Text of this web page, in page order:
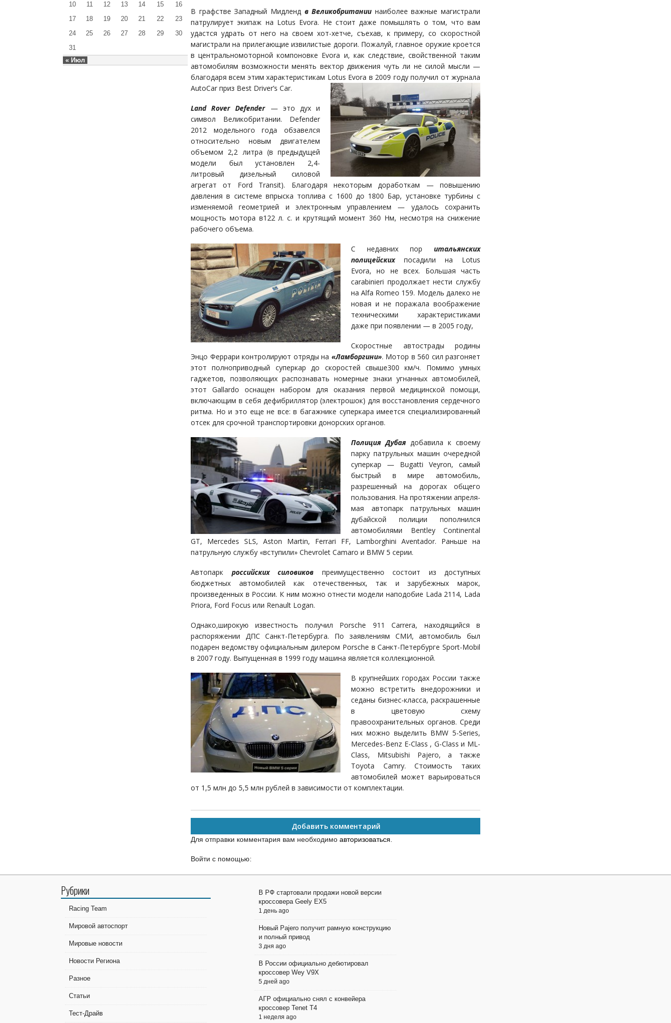
« Июл
10
11 12 13 14 15
16
17
18 19 20 21 22
23
24
25 26 27 28 29
30
31
В графстве Западный Мидленд в Великобританиинаиболее важные магистрали
патрулирует экипаж на Lotus Evora. Не стоит даже помышлять о том, что вам
удастся удрать от него на своем хот-хетче, съехав, к примеру, со скоростной
магистрали на прилегающие извилистые дороги. Пожалуй, главное оружие кроется
в центральномоторной компоновке Evora и, как следствие, свойственной таким
автомобилям возможности менять вектор движения чуть ли не силой мысли —
благодаря всем этим характеристикам Lotus Evora в 2009 году получил от журнала
AutoCar приз Best Driver’s Car.
Land Rover Defender— это дух и
символ Великобритании. Defender
2012 модельного года обзавелся
относительно новым двигателем
объемом 2,2 литра (в предыдущей
модели был установлен 2,4-
литровый дизельный силовой
агрегат от Ford Transit). Благодаря некоторым доработкам — повышению
давления в системе впрыска топлива с 1600 до 1800 Бар, установке турбины с
изменяемой геометрией и электронным управлением — удалось сохранить
мощность мотора в122 л. с. и крутящий момент 360 Нм, несмотря на снижение
рабочего объема.
С недавних пор итальянских
полицейскихпосадили на Lotus
Evora, но не всех. Большая часть
carabinieri продолжает нести службу
на Alfa Romeo 159. Модель далеко не
новая и не поражала воображение
техническими характеристиками
даже при появлении — в 2005 году,
Скоростные автострады родины
Энцо Феррари контролируют отряды на «Ламборгини». Мотор в 560 сил разгоняет
этот полноприводный суперкар до скоростей свыше300 км/ч. Помимо умных
гаджетов, позволяющих распознавать номерные знаки угнанных автомобилей,
этот Gallardo оснащен набором для оказания первой медицинской помощи,
включающим в себя дефибриллятор (электрошок) для восстановления сердечного
ритма. Но и это еще не все: в багажнике суперкара имеется специализированный
отсек для срочной транспортировки донорских органов.
Полиция Дубая добавила к своему
парку патрульных машин очередной
суперкар — Bugatti Veyron, самый
быстрый в мире автомобиль,
разрешенный на дорогах общего
пользования. На протяжении апреля-
мая автопарк патрульных машин
дубайской полиции пополнился
автомобилями Bentley Continental
GT, Mercedes SLS, Aston Martin, Ferrari FF, Lamborghini Aventador. Раньше на
патрульную службу «вступили» Chevrolet Camaro и BMW 5 серии.
Автопарк российских силовиков преимущественно состоит из доступных
бюджетных автомобилей как отечественных, так и зарубежных марок,
произведенных в России. К ним можно отнести модели наподобие Lada 2114, Lada
Priora, Ford Focus или Renault Logan.
Однако,широкую известность получил Porsche 911 Carrera, находящийся в
распоряжении ДПС Санкт-Петербурга. По заявлениям СМИ, автомобиль был
подарен ведомству официальным дилером Porsche в Санкт-Петербурге Sport-Mobil
в 2007 году. Выпущенная в 1999 году машина является коллекционной.
В крупнейших городах России также
можно встретить внедорожники и
седаны бизнес-класса, раскрашенные
в цветовую схему
правоохранительных органов. Среди
них можно выделить BMW 5-Series,
Mercedes-Benz E-Class , G-Class и ML-
Class, Mitsubishi Pajero, а также
Toyota Camry. Стоимость таких
автомобилей может варьироваться
от 1,5 млн до 5,5 млн рублей в зависимости от комплектации.
Добавить комментарий
Для отправки комментария вам необходимо авторизоваться
Войти с помощью:
Рубрики
Racing Team
Мировой автоспорт
Мировые новости
Новости Региона
Разное
Статьи
Тест-Драйв
В РФ стартовали продажи новой версии
кроссовера Geely EX5
1 день ago
Новый Pajero получит рамную конструкцию
и полный привод
3 дня ago
В России официально дебютировал
кроссовер Wey V9X
5 дней ago
АГР официально снял с конвейера
кроссовер Tenet T4
1 неделя ago